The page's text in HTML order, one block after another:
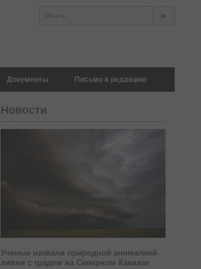
Искать
Документы Письмо в редакцию
Новости
Ученые назвали природной аномалией
ливни с градом на Северном Кавказе